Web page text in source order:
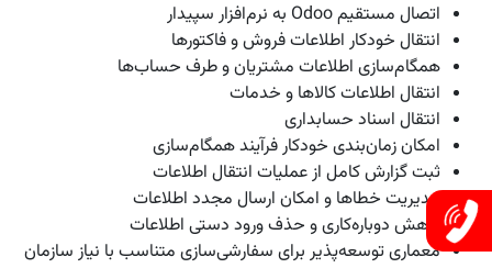
اتصال مستقیم Odoo به نرم‌افزار سپیدار
انتقال خودکار اطلاعات فروش و فاکتورها
همگام‌سازی اطلاعات مشتریان و طرف حساب‌ها
انتقال اطلاعات کالاها و خدمات
انتقال اسناد حسابداری
امکان زمان‌بندی خودکار فرآیند همگام‌سازی
ثبت گزارش کامل از عملیات انتقال اطلاعات
مدیریت خطاها و امکان ارسال مجدد اطلاعات
کاهش دوباره‌کاری و حذف ورود دستی اطلاعات
معماری توسعه‌پذیر برای سفارشی‌سازی متناسب با نیاز سازمان